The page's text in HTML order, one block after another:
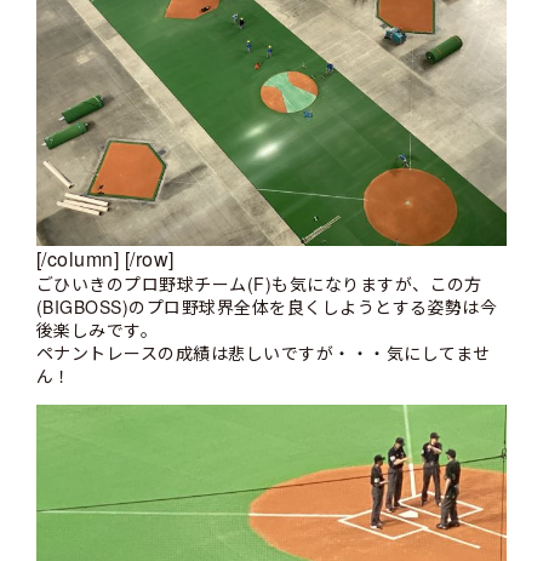
[/column] [/row]
ごひいきのプロ野球チーム(F)も気になりますが、この方
(BIGBOSS)のプロ野球界全体を良くしようとする姿勢は今
後楽しみです。
ペナントレースの成績は悲しいですが・・・気にしてませ
ん！